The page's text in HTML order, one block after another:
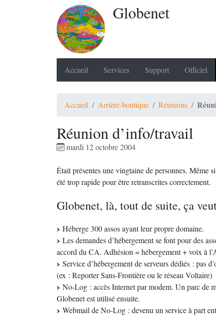
Globenet
Accueil Services Support Officiel
Accueil Arrière-boutique Réunions
Réunion d’info/travail
mardi 12 octobre 2004
Était présentes une vingtaine de personnes. Même
été trop rapide pour être retranscrites correctement.
Globenet, là, tout de suite, ça
Héberge 300 assos ayant leur propre domaine.
Les demandes d’hébergement se font pour des
accord du CA. Adhésion = hébergement + voix à
Service d’hébergement de serveurs dédiés : pas
(ex : Reporter Sans-Frontière ou le réseau Voltaire)
No-Log : accès Internet par modem. Un parc de
Globenet est utilisé ensuite.
Webmail de No-Log : devenu un service à part